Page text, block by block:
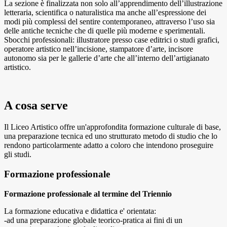
La sezione è finalizzata non solo all’apprendimento dell’illustrazione
letteraria, scientifica o naturalistica ma anche all’espressione dei
modi più complessi del sentire contemporaneo, attraverso l’uso sia
delle antiche tecniche che di quelle più moderne e sperimentali.
Sbocchi professionali: illustratore presso case editrici o studi grafici,
operatore artistico nell’incisione, stampatore d’arte, incisore
autonomo sia per le gallerie d’arte che all’interno dell’artigianato
artistico.
A cosa serve
Il Liceo Artistico offre un'approfondita formazione culturale di base,
una preparazione tecnica ed uno strutturato metodo di studio che lo
rendono particolarmente adatto a coloro che intendono proseguire
gli studi.
Formazione professionale
Formazione professionale al termine del Triennio
La formazione educativa e didattica e' orientata:
-ad una preparazione globale teorico-pratica ai fini di un